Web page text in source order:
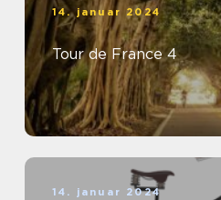
14. januar 2024
Tour de France 4
14. januar 2024